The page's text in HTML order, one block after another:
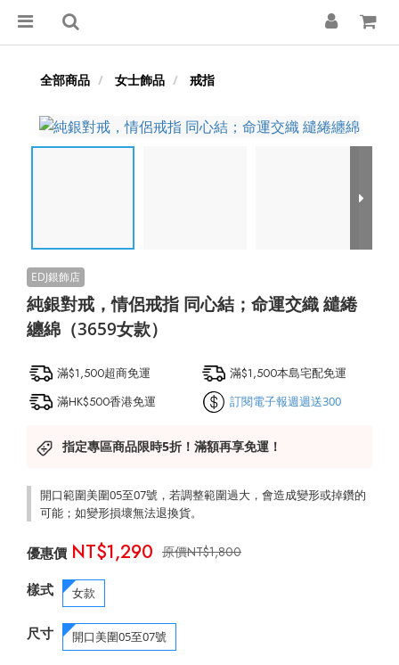
全部商品 女士飾品 戒指
純銀對戒，情侶戒指 同心結；命運交織 繾綣
纏綿（3659女款）
滿$1,500超商免運
滿$1,500本島宅配免運
滿HK$500香港免運
訂閱電子報週週送300
指定專區商品限時5折！滿額再享免運！
開口範圍美圍05至07號，若調整範圍過大，會造成變形或掉鑽的
可能；如變形損壞無法退換貨。
NT$1,800
NT$1,290
樣式 女款
尺寸 開口美圍05至07號